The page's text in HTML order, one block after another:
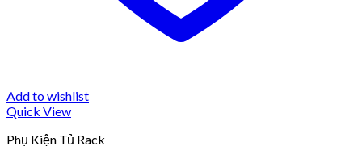
Add to wishlist
Quick View
Phụ Kiện Tủ Rack